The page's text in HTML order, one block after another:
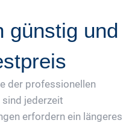
günstig und
der professionellen
jederzeit
erfordern ein längeres